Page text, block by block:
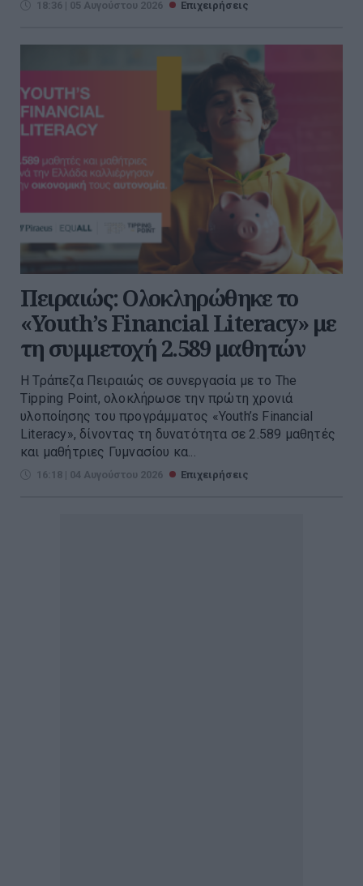
18:36 | 05 Αυγούστου 2026 Επιχειρήσεις
Πειραιώς: Ολοκληρώθηκε το
«Youth’s Financial Literacy» με
τη συμμετοχή 2.589 μαθητών
Η Τράπεζα Πειραιώς σε συνεργασία με το The
Tipping Point, ολοκλήρωσε την πρώτη χρονιά
υλοποίησης του προγράμματος «Youth’s Financial
Literacy», δίνοντας τη δυνατότητα σε 2.589 μαθητές
και μαθήτριες Γυμνασίου κα...
16:18 | 04 Αυγούστου 2026 Επιχειρήσεις